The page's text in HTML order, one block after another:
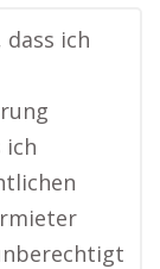
ich
ich